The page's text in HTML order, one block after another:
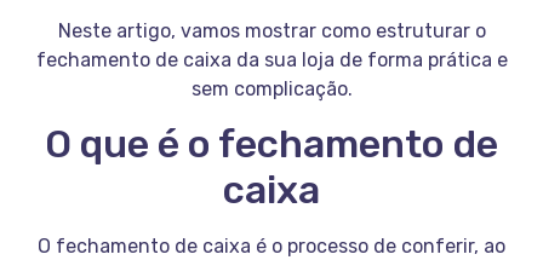
Neste artigo, vamos mostrar como estruturar o
fechamento de caixa da sua loja de forma prática e
sem complicação.
O que é o fechamento de
caixa
O fechamento de caixa é o processo de conferir, ao